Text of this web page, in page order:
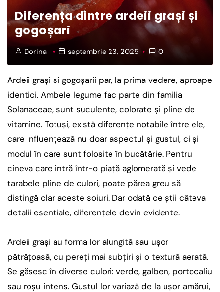
Diferența dintre ardeii grași și
gogoșari
Dorina septembrie 23, 2025 0
Ardeii grași și gogoșarii par, la prima vedere, aproape
identici. Ambele legume fac parte din familia
Solanaceae, sunt suculente, colorate și pline de
vitamine. Totuși, există diferențe notabile între ele,
care influențează nu doar aspectul și gustul, ci și
modul în care sunt folosite în bucătărie. Pentru
cineva care intră într-o piață aglomerată și vede
tarabele pline de culori, poate părea greu să
distingă clar aceste soiuri. Dar odată ce știi câteva
detalii esențiale, diferențele devin evidente.
Ardeii grași au forma lor alungită sau ușor
pătrățoasă, cu pereți mai subțiri și o textură aerată.
Se găsesc în diverse culori: verde, galben, portocaliu
sau roșu intens. Gustul lor variază de la ușor amărui,